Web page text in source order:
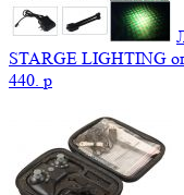
STARGE LIGHTING
440. p